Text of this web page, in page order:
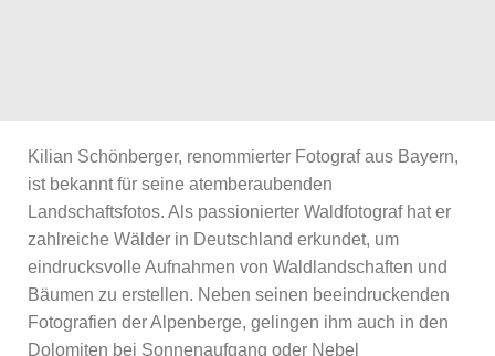
Kilian Schönberger, renommierter Fotograf aus Bayern,
ist bekannt für seine atemberaubenden
Landschaftsfotos. Als passionierter Waldfotograf hat er
zahlreiche Wälder in Deutschland erkundet, um
eindrucksvolle Aufnahmen von Waldlandschaften und
Bäumen zu erstellen. Neben seinen beeindruckenden
Fotografien der Alpenberge, gelingen ihm auch in den
Dolomiten bei Sonnenaufgang oder Nebel